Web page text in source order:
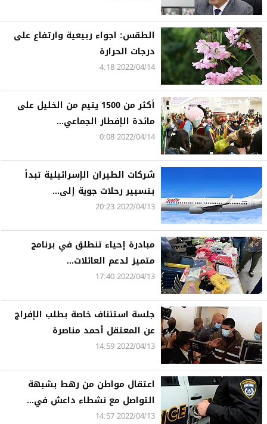
الطقس: اجواء ربيعية وارتفاع على
درجات الحرارة
2022/04/14 4:18
أكثر من 1500 يتيم من الخليل على
مائدة الإفطار الجماعي...
2022/04/14 0:08
شركات الطيران الإسرائيلية تبدأ
بتسيير رحلات جوية إلى...
2022/04/13 20:23
مبادرة إحياء تنطلق في برنامج
متميز لدعم العائلات...
2022/04/13 17:40
جلسة استئناف خاصة بطلب الإفراج
عن المعتقل أحمد مناصرة
2022/04/13 14:59
اعتقال مواطن من رهط بشبهة
التواصل مع نشطاء داعش في...
2022/04/13 14:57